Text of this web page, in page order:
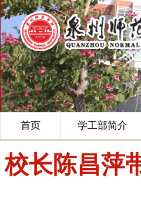
首页 学工部简介
校长陈昌萍